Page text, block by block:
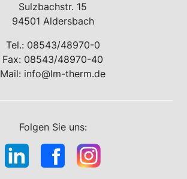
Sulzbachstr. 15
94501 Aldersbach
Tel.: 08543/48970-0
Fax: 08543/48970-40
Mail: info@lm-therm.de
Folgen Sie uns: